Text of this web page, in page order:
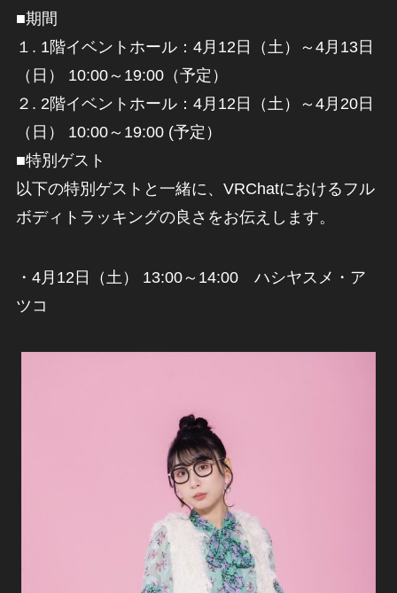
■期間
１. 1階イベントホール：4月12日（土）～4月13日
（日） 10:00～19:00（予定）
２. 2階イベントホール：4月12日（土）～4月20日
（日） 10:00～19:00 (予定）
■特別ゲスト
以下の特別ゲストと一緒に、VRChatにおけるフル
ボディトラッキングの良さをお伝えします。
・4月12日（土） 13:00～14:00 ハシヤスメ・ア
ツコ